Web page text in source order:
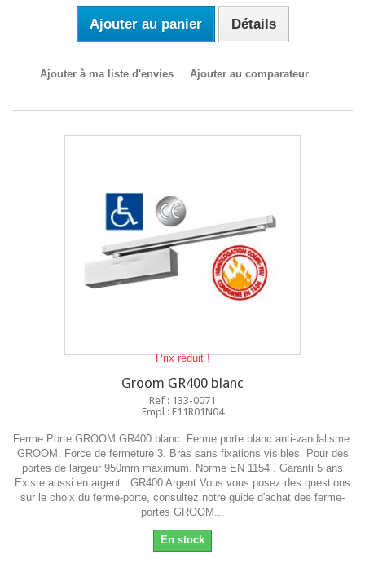
Ajouter au panier Détails
Ajouter à ma liste d'envies Ajouter au comparateur
Prix réduit !
Groom GR400 blanc
Ref : 133-0071
Empl : E11R01N04
Ferme Porte GROOM GR400 blanc. Ferme porte blanc anti-vandalisme.
GROOM. Force de fermeture 3. Bras sans fixations visibles. Pour des
portes de largeur 950mm maximum. Norme EN 1154 . Garanti 5 ans
Existe aussi en argent : GR400 Argent Vous vous posez des questions
sur le choix du ferme-porte, consultez notre guide d'achat des ferme-
portes GROOM...
En stock